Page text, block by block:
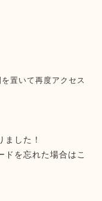
置いて再度アクセス
した！
を忘れた場合はこ